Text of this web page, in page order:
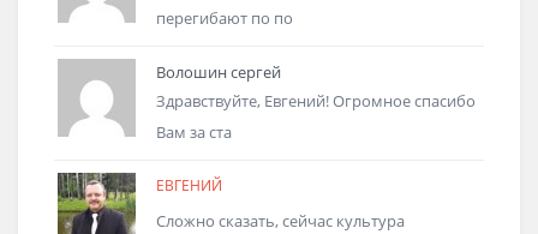
перегибают по по
Волошин сергей
Здравствуйте, Евгений! Огромное спасибо
Вам за ста
ЕВГЕНИЙ
Сложно сказать, сейчас культура